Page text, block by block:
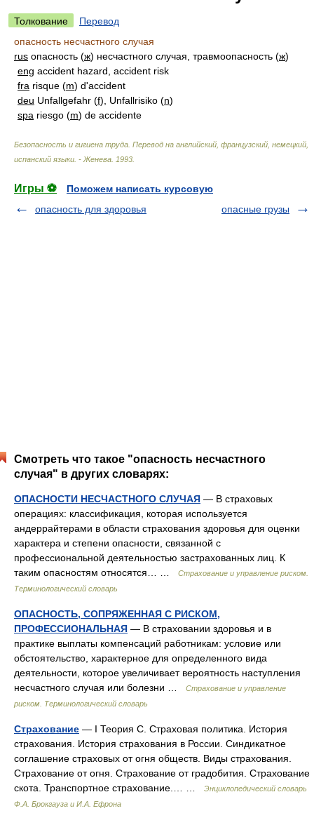
Толкование
Перевод
опасность несчастного случая
rus опасность (ж) несчастного случая, травмоопасность (ж)
eng accident hazard, accident risk
fra risque (m) d'accident
deu Unfallgefahr (f), Unfallrisiko (n)
spa riesgo (m) de accidente
Безопасность и гигиена труда. Перевод на английский, французский, немецкий,
испанский языки. - Женева 1993
Игры ⚽
Поможем написать курсовую
опасность для здоровья
опасные грузы
Смотреть что такое "опасность несчастного
случая" в других словарях:
ОПАСНОСТИ НЕСЧАСТНОГО СЛУЧАЯ — В страховых
операциях: классификация, которая используется
андеррайтерами в области страхования здоровья для оценки
характера и степени опасности, связанной с
профессиональной деятельностью застрахованных лиц. К
таким опасностям относятся… …
Страхование и управление риском.
Терминологический словарь
ОПАСНОСТЬ, СОПРЯЖЕННАЯ С РИСКОМ,
ПРОФЕССИОНАЛЬНАЯ — В страховании здоровья и в
практике выплаты компенсаций работникам: условие или
обстоятельство, характерное для определенного вида
деятельности, которое увеличивает вероятность наступления
несчастного случая или болезни …
Страхование и управление
риском. Терминологический словарь
Страхование — I Теория С. Страховая политика. История
страхования. История страхования в России. Синдикатное
соглашение страховых от огня обществ. Виды страхования.
Страхование от огня. Страхование от градобития. Страхование
скота. Транспортное страхование.… …
Энциклопедический словарь
Ф.А. Брокгауза и И.А. Ефрона